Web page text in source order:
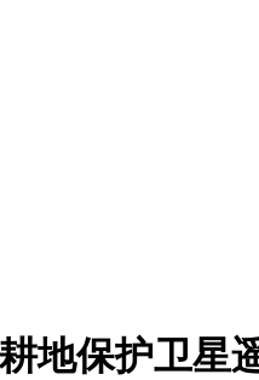
地保护卫星